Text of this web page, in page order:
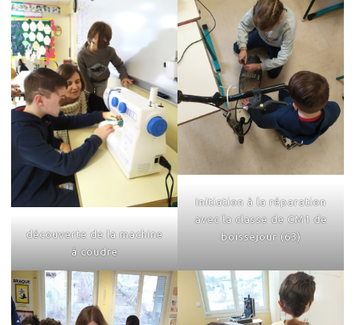
découverte de la machine
à coudre
Initiation à la réparation
avec la classe de CM1 de
boisséjour (63)